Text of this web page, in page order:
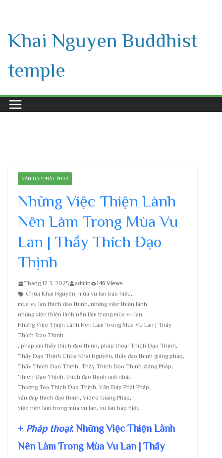
content
Khai Nguyen Buddhist
temple
VẤN ĐÁP PHẬT PHÁP
Những Việc Thiện Lành
Nên Làm Trong Mùa Vu
Lan | Thầy Thích Đạo
Thịnh
Tháng 12 3, 2025 admin
146 Views
Chùa Khai Nguyên, mùa vu lan báo hiếu,
mùa vu lan thích đạo thịnh, những việc thiện lành,
những việc thiện lành nên làm trong mùa vu lan,
Những Việc Thiện Lành Nên Làm Trong Mùa Vu Lan | Thầy
Thích Đạo Thịnh
, pháp âm thầy thích đạo thịnh, pháp thoại Thích Đạo Thịnh,
Thầy Đạo Thịnh Chùa Khai Nguyên, thầy đạo thịnh giảng pháp,
Thầy Thích Đạo Thịnh, Thầy Thích Đạo Thịnh giảng Pháp,
Thích Đạo Thịnh, thích đạo thịnh mới nhất,
Thượng Toạ Thích Đạo Thịnh, Vấn Đáp Phật Pháp,
vấn đáp thích đạo thịnh, Video Giảng Pháp,
việc nên làm trong mùa vu lan, vu lan báo hiệu
+ Pháp thoại: Những Việc Thiện Lành
Nên Làm Trong Mùa Vu Lan | Thầy